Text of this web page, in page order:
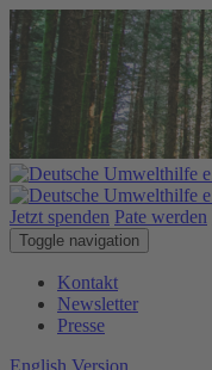
Jetzt spenden Pate werden
Toggle navigation
Kontakt
Newsletter
Presse
English Version